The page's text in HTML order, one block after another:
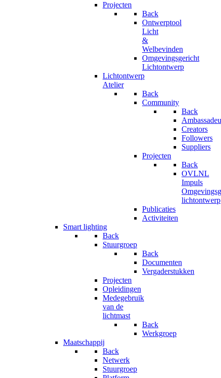
Projecten
Back
Ontwerptool
Licht
&
Welbevinden
Omgevingsgericht
Lichtontwerp
Lichtontwerp
Atelier
Back
Community
Back
Creators
Followers
Suppliers
Projecten
Back
OVLNL
Impuls
lichtontwerp
Publicaties
Activiteiten
Smart lighting
Back
Stuurgroep
Back
Documenten
Vergaderstukken
Projecten
Opleidingen
Medegebruik
van de
lichtmast
Back
Werkgroep
Maatschappij
Back
Netwerk
Stuurgroep